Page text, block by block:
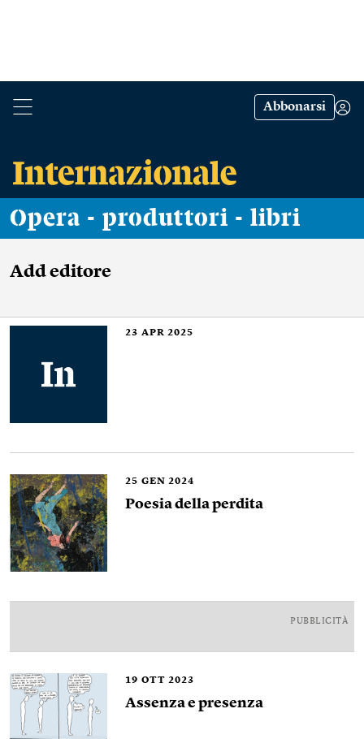
Abbonarsi
Opera - produttori - libri
Add editore
23 APR 2025
25 GEN 2024
Poesia della perdita
PUBBLICITÀ
19 OTT 2023
Assenza e presenza